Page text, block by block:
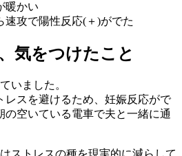
暖かい
速攻で陽性反応(＋)がでた
気をつけたこと
いました。
レスを避けるため、妊娠反応がで
の空いている電車で夫と一緒に通